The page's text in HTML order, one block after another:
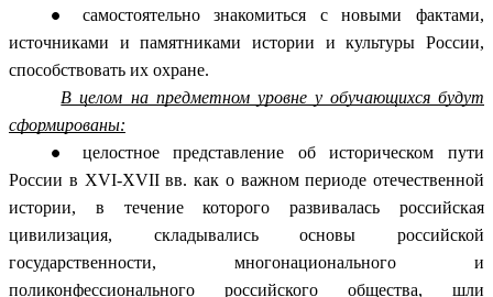
самостоятельно знакомиться с новыми фактами,
источниками и памятниками истории и культуры России,
способствовать их охране.
В целом на предметном уровне у обучающихся будут
сформированы:
целостное представление об историческом пути
России в XVI-XVII вв. как о важном периоде отечественной
истории, в течение которого развивалась российская
цивилизация, складывались основы российской
государственности, многонационального и
поликонфессионального российского общества, шли